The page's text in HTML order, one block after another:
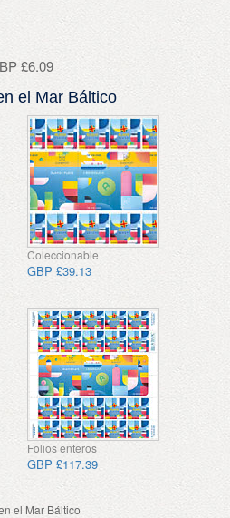
£6.09
el Mar Báltico
Coleccionable
GBP £39.13
Folios enteros
GBP £117.39
el Mar Báltico